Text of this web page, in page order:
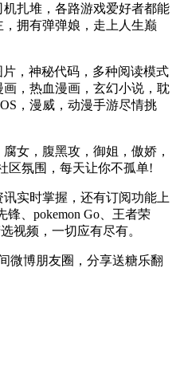
机扎堆，各路游戏爱好者都能
拥有弹弹娘，走上人生巅
片，神秘代码，多种阅读模式
，热血漫画，玄幻小说，耽
，漫威，动漫手游尽情挑
女，腹黑攻，御姐，傲娇，
区氛围，每天让你不孤单!
讯实时掌握，还有订阅功能上
、pokemon Go、王者荣
视频，一切应有尽有。
微博朋友圈，分享送糖乐翻